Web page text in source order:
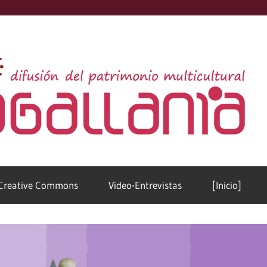
Commons Video-Entrevistas [Inicio]